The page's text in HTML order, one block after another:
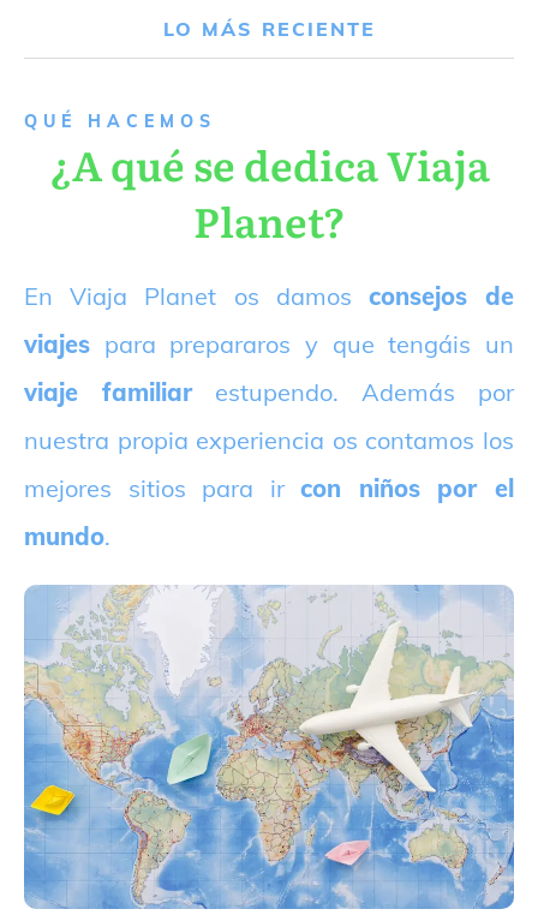
LO MÁS RECIENTE
QUÉ HACEMOS
¿A qué se dedica Viaja
Planet?
En Viaja Planet os damos consejos de
viajes para prepararos y que tengáis un
viaje familiarestupendo. Además por
nuestra propia experiencia os contamos los
mejores sitios para ircon niños por el
mundo.